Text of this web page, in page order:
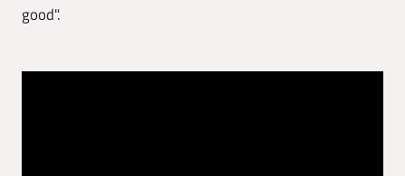
good".